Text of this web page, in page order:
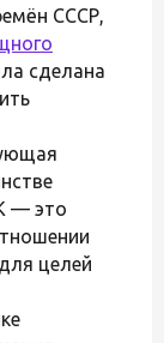
СССР,
сделана
— это
целей